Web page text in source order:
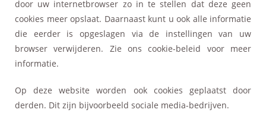
door uw internetbrowser zo in te stellen dat deze geen
cookies meer opslaat. Daarnaast kunt u ook alle informatie
die eerder is opgeslagen via de instellingen van uw
browser verwijderen. Zie ons cookie-beleid voor meer
informatie.
Op deze website worden ook cookies geplaatst door
derden. Dit zijn bijvoorbeeld sociale media-bedrijven.